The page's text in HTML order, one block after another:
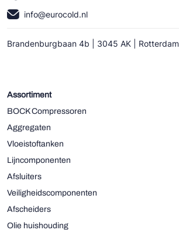
info@eurocold.nl
Brandenburgbaan 4b | 3045 AK | Rotterdam
Assortiment
BOCK Compressoren
Aggregaten
Vloeistoftanken
Lijncomponenten
Afsluiters
Veiligheidscomponenten
Afscheiders
Olie huishouding